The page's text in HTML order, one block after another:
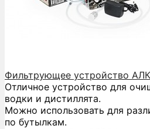
Фильтрующее устройство
Отличное устройство для
водки и дистиллята.
Можно использовать для
по бутылкам.